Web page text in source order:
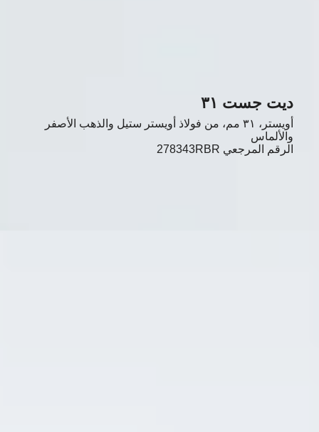
ديت جست ٣١
أويستر، ٣١ مم، من فولاذ أويستر ستيل والذهب الأصفر
والألماس
الرقم المرجعي 278343RBR